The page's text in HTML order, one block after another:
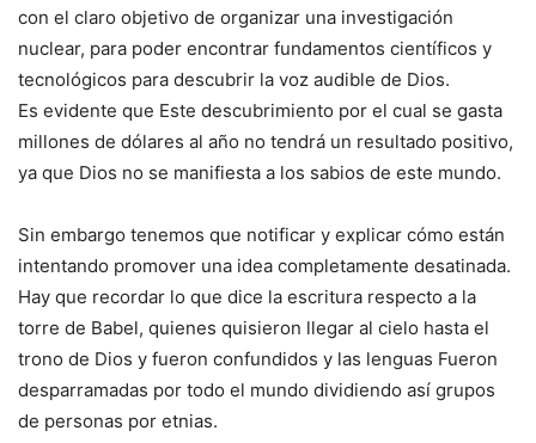
con el claro objetivo de organizar una investigación
nuclear, para poder encontrar fundamentos científicos y
tecnológicos para descubrir la voz audible de Dios.
Es evidente que Este descubrimiento por el cual se gasta
millones de dólares al año no tendrá un resultado positivo,
ya que Dios no se manifiesta a los sabios de este mundo.
Sin embargo tenemos que notificar y explicar cómo están
intentando promover una idea completamente desatinada.
Hay que recordar lo que dice la escritura respecto a la
torre de Babel, quienes quisieron llegar al cielo hasta el
trono de Dios y fueron confundidos y las lenguas Fueron
desparramadas por todo el mundo dividiendo así grupos
de personas por etnias.